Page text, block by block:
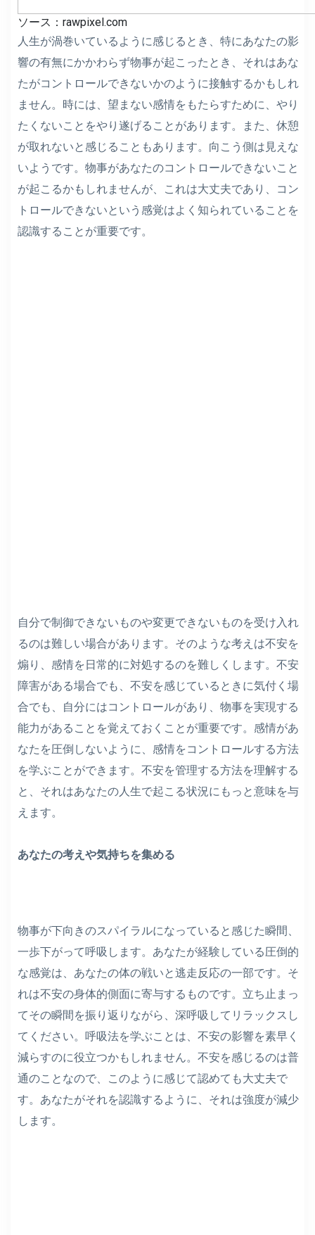
ソース：rawpixel.com
人生が渦巻いているように感じるとき、特にあなたの影
響の有無にかかわらず物事が起こったとき、それはあな
たがコントロールできないかのように接触するかもしれ
ません。時には、望まない感情をもたらすために、やり
たくないことをやり遂げることがあります。また、休憩
が取れないと感じることもあります。向こう側は見えな
いようです。物事があなたのコントロールできないこと
が起こるかもしれませんが、これは大丈夫であり、コン
トロールできないという感覚はよく知られていることを
認識することが重要です。
自分で制御できないものや変更できないものを受け入れ
るのは難しい場合があります。そのような考えは不安を
煽り、感情を日常的に対処するのを難しくします。不安
障害がある場合でも、不安を感じているときに気付く場
合でも、自分にはコントロールがあり、物事を実現する
能力があることを覚えておくことが重要です。感情があ
なたを圧倒しないように、感情をコントロールする方法
を学ぶことができます。不安を管理する方法を理解する
と、それはあなたの人生で起こる状況にもっと意味を与
えます。
あなたの考えや気持ちを集める
物事が下向きのスパイラルになっていると感じた瞬間、
一歩下がって呼吸します。あなたが経験している圧倒的
な感覚は、あなたの体の戦いと逃走反応の一部です。そ
れは不安の身体的側面に寄与するものです。立ち止まっ
てその瞬間を振り返りながら、深呼吸してリラックスし
てください。呼吸法を学ぶことは、不安の影響を素早く
減らすのに役立つかもしれません。不安を感じるのは普
通のことなので、このように感じて認めても大丈夫で
す。あなたがそれを認識するように、それは強度が減少
します。